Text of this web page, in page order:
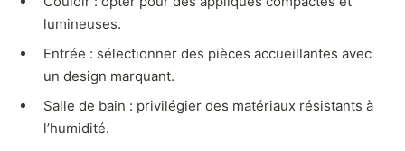
lumineuses.
Entrée : sélectionner des pièces accueillantes avec
un design marquant.
Salle de bain : privilégier des matériaux résistants à
l’humidité.